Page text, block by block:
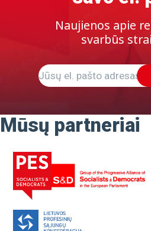
Naujienos apie
svarbūs
Mūsų partneriai